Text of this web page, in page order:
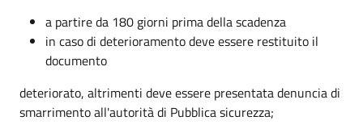
a partire da 180 giorni prima della scadenza
in caso di deterioramento deve essere restituito il
documento
deteriorato, altrimenti deve essere presentata denuncia di
smarrimento all'autorità di Pubblica sicurezza;